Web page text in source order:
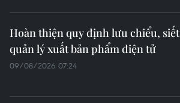
Hoàn thiện quy định lưu chiểu, siết
quản lý xuất bản phẩm điện tử
09/08/2026 07:24